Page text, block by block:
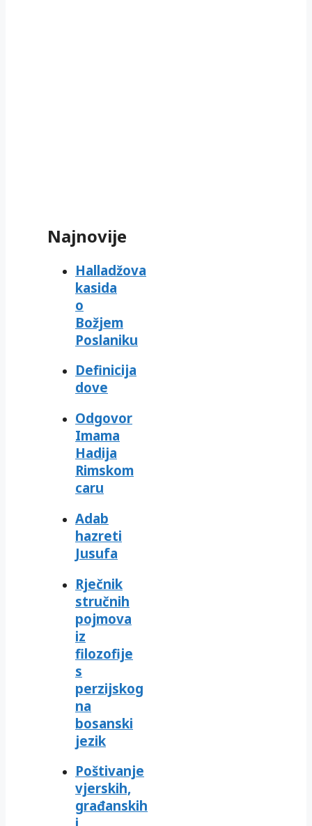
Najnovije
Halladžova
kasida
o
Božjem
Poslaniku
Definicija
dove
Odgovor
Imama
Hadija
Rimskom
caru
Adab
hazreti
Jusufa
Rječnik
stručnih
pojmova
iz
filozofije
s
perzijskog
na
bosanski
jezik
Poštivanje
vjerskih,
građanskih